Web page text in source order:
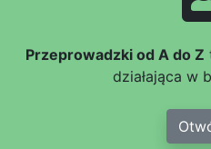
Przeprowadzki od A do Z
działająca w